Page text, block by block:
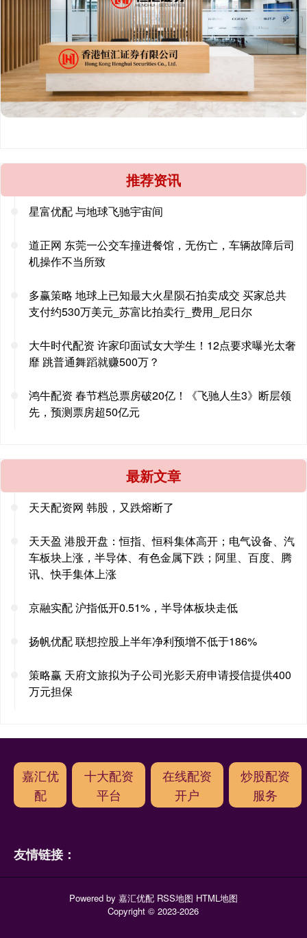
推荐资讯
星富优配 与地球飞驰宇宙间
道正网 东莞一公交车撞进餐馆，无伤亡，车辆故障后司
机操作不当所致
多赢策略 地球上已知最大火星陨石拍卖成交 买家总共
支付约530万美元_苏富比拍卖行_费用_尼日尔
大牛时代配资 许家印面试女大学生！12点要求曝光太奢
靡 跳普通舞蹈就赚500万？
鸿牛配资 春节档总票房破20亿！《飞驰人生3》断层领
先，预测票房超50亿元
最新文章
天天配资网 韩股，又跌熔断了
天天盈 港股开盘：恒指、恒科集体高开；电气设备、汽
车板块上涨，半导体、有色金属下跌；阿里、百度、腾
讯、快手集体上涨
京融实配 沪指低开0.51%，半导体板块走低
扬帆优配 联想控股上半年净利预增不低于186%
策略赢 天府文旅拟为子公司光影天府申请授信提供400
万元担保
嘉汇优
配
十大配资
平台
在线配资
开户
炒股配资
服务
友情链接：
Powered by 嘉汇优配 RSS地图 HTML地图
Copyright© 2023-2026